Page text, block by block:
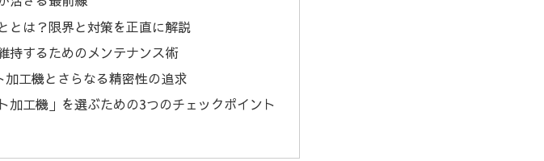
とは？限界と対策を正直に解説
持するためのメンテナンス術
工機とさらなる精密性の追求
加工機」を選ぶための3つのチェックポイント